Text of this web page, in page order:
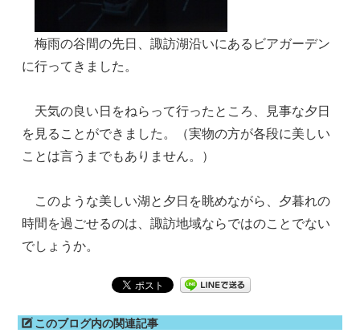
梅雨の谷間の先日、諏訪湖沿いにあるビアガーデン
に行ってきました。
天気の良い日をねらって行ったところ、見事な夕日
を見ることができました。（実物の方が各段に美しい
ことは言うまでもありません。）
このような美しい湖と夕日を眺めながら、夕暮れの
時間を過ごせるのは、諏訪地域ならではのことでない
でしょうか。
このブログ内の関連記事